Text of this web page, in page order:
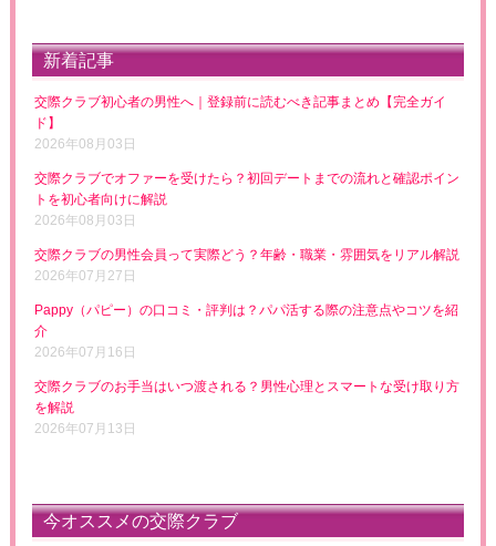
新着記事
交際クラブ初心者の男性へ｜登録前に読むべき記事まとめ【完全ガイ
ド】
2026年08月03日
交際クラブでオファーを受けたら？初回デートまでの流れと確認ポイン
トを初心者向けに解説
2026年08月03日
交際クラブの男性会員って実際どう？年齢・職業・雰囲気をリアル解説
2026年07月27日
Pappy（パピー）の口コミ・評判は？パパ活する際の注意点やコツを紹
介
2026年07月16日
交際クラブのお手当はいつ渡される？男性心理とスマートな受け取り方
を解説
2026年07月13日
今オススメの交際クラブ